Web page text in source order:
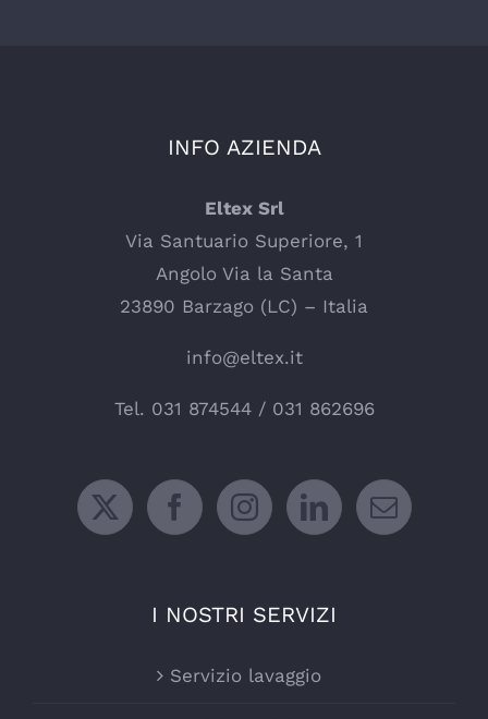
INFO AZIENDA
Eltex Srl
Via Santuario Superiore, 1
Angolo Via la Santa
23890 Barzago (LC) – Italia
info@eltex.it
Tel. 031 874544/ 031 862696
I NOSTRI SERVIZI
Servizio lavaggio